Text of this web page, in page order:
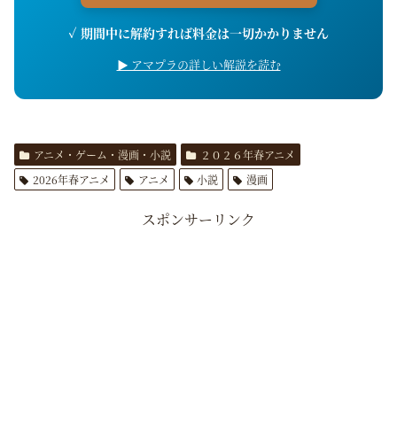
✓ 期間中に解約すれば料金は一切かかりません
▶ アマプラの詳しい解説を読む
アニメ・ゲーム・漫画・小説
２０２６年春アニメ
2026年春アニメ
アニメ 小説 漫画
スポンサーリンク